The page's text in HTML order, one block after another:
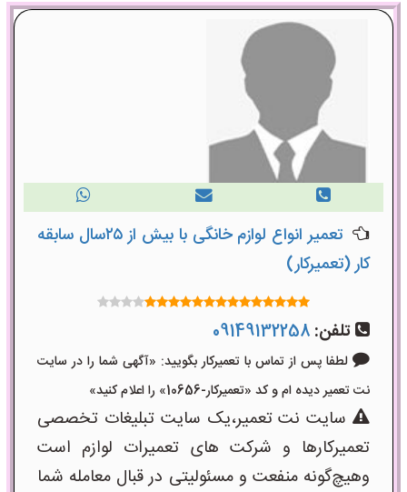
تعمیر انواع لوازم خانگی با بیش از ۲۵سال سابقه
کار (تعمیرکار)
تلفن: 09149132258
لطفا پس از تماس با تعمیرکار بگویید: «آگهی شما را در سایت
نت تعمیر دیده ام و کد «تعمیرکار-10656» را اعلام کنید»
سایت نت تعمیر،یک سایت تبلیغات تخصصی
تعمیرکارها و شرکت های تعمیرات لوازم است
وهیچ‌گونه منفعت و مسئولیتی در قبال معامله شما